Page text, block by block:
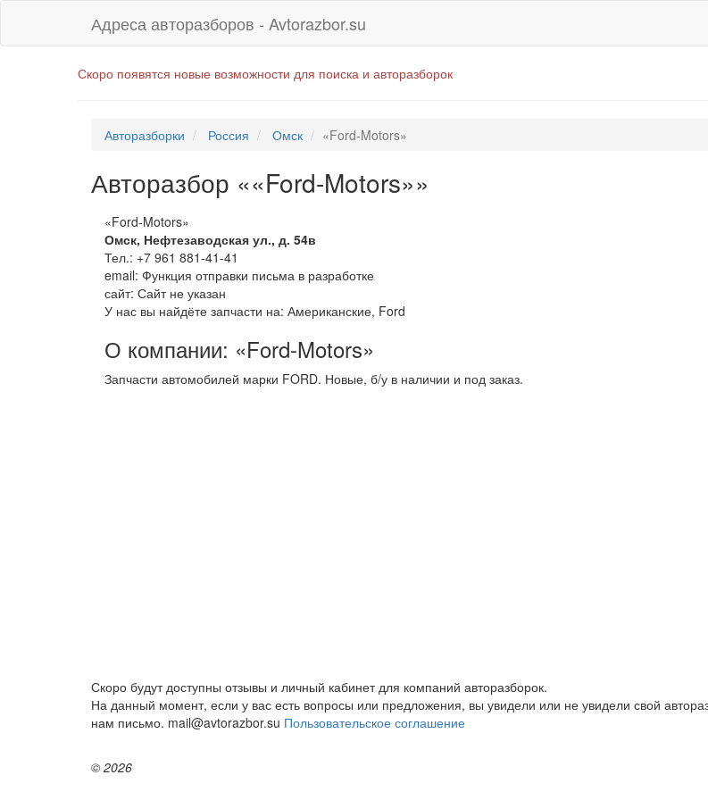
Адреса авторазборов - Avtorazbor.su
Скоро появятся новые возможности для поиска и авторазборок
Авторазборки Россия Омск «Ford-Motors»
Авторазбор ««Ford-Motors»»
«Ford-Motors»
Омск, Нефтезаводская ул., д. 54в
Тел.: +7 961 881-41-41
email: Функция отправки письма в разработке
сайт: Сайт не указан
У нас вы найдёте запчасти на: Американские, Ford
О компании: «Ford-Motors»
Запчасти автомобилей марки FORD. Новые, б/у в наличии и под заказ.
Скоро будут доступны отзывы и личный кабинет для компаний авторазборок.
На данный момент, если у вас есть вопросы или предложения, вы увидели или не увидели свой
нам письмо. mail@avtorazbor.su Пользовательское соглашение
© 2026